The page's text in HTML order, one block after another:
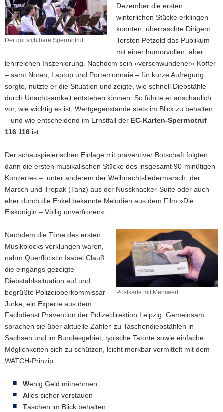
Der gut sichtbare Sperrnotruf
sichtbare
Sperrnotruf
Dezember die ersten
winterlichen Stücke erklingen
konnten, überraschte Dirigent
Torsten Petzold das Publikum
mit einer humorvollen, aber
lehrreichen Inszenierung. Nachdem sein »verschwundener« Koffer
– samt Noten, Laptop und Portemonnaie – für kurze Aufregung
sorgte, nutzte er die Situation und zeigte, wie schnell Diebstähle
durch Unachtsamkeit entstehen können. So führte er anschaulich
vor, wie wichtig es ist, Wertgegenstände stets im Blick zu behalten
– und wie entscheidend im Ernstfall der EC-Karten-Sperrnotruf
116 116 ist.
Der schauspielerischen Einlage mit präventiver Botschaft folgten
dann die ersten musikalischen Stücke des insgesamt 90-minütigen
Konzertes – unter anderem der Weihnachtsliedermarsch, der
Marsch und Trepak (Tanz) aus der Nussknacker-Suite oder auch
eher durch die Enkel bekannte Melodien aus dem Film »Die
Eiskönigin – Völlig unverfroren«.
Postkarte mit Mehrwert
Mehrwert
Nachdem die Töne des ersten
Musikblocks verklungen waren,
nahm Querflötistin Isabel Clauß
die eingangs gezeigte
Diebstahlssituation auf und
begrüßte Polizeioberkommissar
Jurke, ein Experte aus dem
Fachdienst Prävention der Polizeidirektion Leipzig. Gemeinsam
sprachen sie über aktuelle Zahlen zu Taschendiebstählen in
Sachsen und im Bundesgebiet, typische Tatorte sowie einfache
Möglichkeiten sich zu schützen, leicht merkbar vermittelt mit dem
WATCH-Prinzip:
Wenig Geld mitnehmen
Alles sicher verstauen
Taschen im Blick behalten